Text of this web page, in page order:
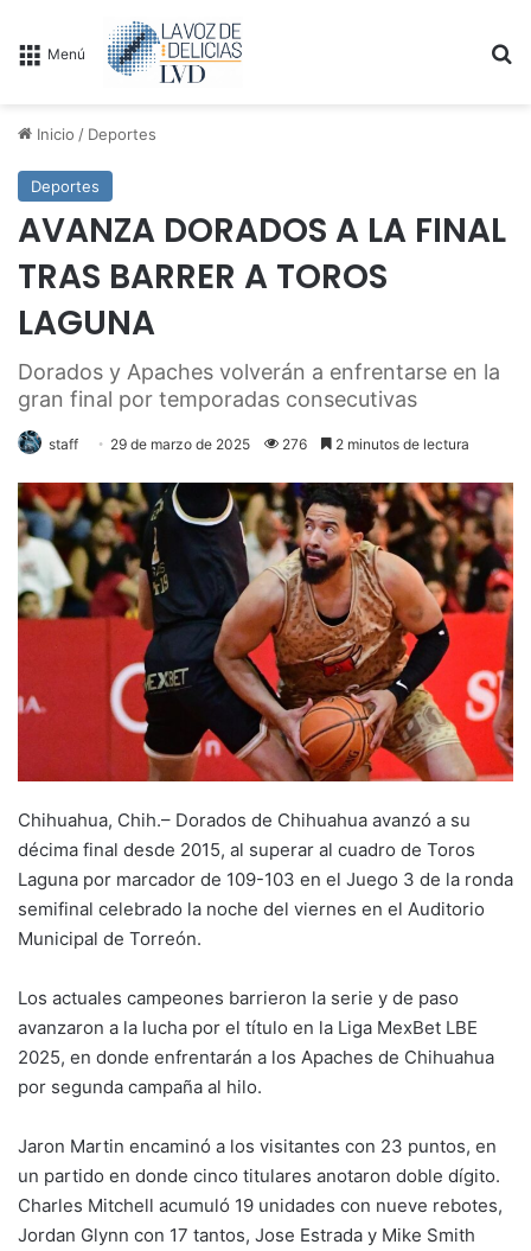
Menú
Inicio / Deportes
Deportes
AVANZA DORADOS A LA FINAL
TRAS BARRER A TOROS
LAGUNA
Dorados y Apaches volverán a enfrentarse en la
gran final por temporadas consecutivas
staff 29 de marzo de 2025 276 2 minutos de lectura
Chihuahua, Chih.– Dorados de Chihuahua avanzó a su
décima final desde 2015, al superar al cuadro de Toros
Laguna por marcador de 109-103 en el Juego 3 de la ronda
semifinal celebrado la noche del viernes en el Auditorio
Municipal de Torreón.
Los actuales campeones barrieron la serie y de paso
avanzaron a la lucha por el título en la Liga MexBet LBE
2025, en donde enfrentarán a los Apaches de Chihuahua
por segunda campaña al hilo.
Jaron Martin encaminó a los visitantes con 23 puntos, en
un partido en donde cinco titulares anotaron doble dígito.
Charles Mitchell acumuló 19 unidades con nueve rebotes,
Jordan Glynn con 17 tantos, Jose Estrada y Mike Smith